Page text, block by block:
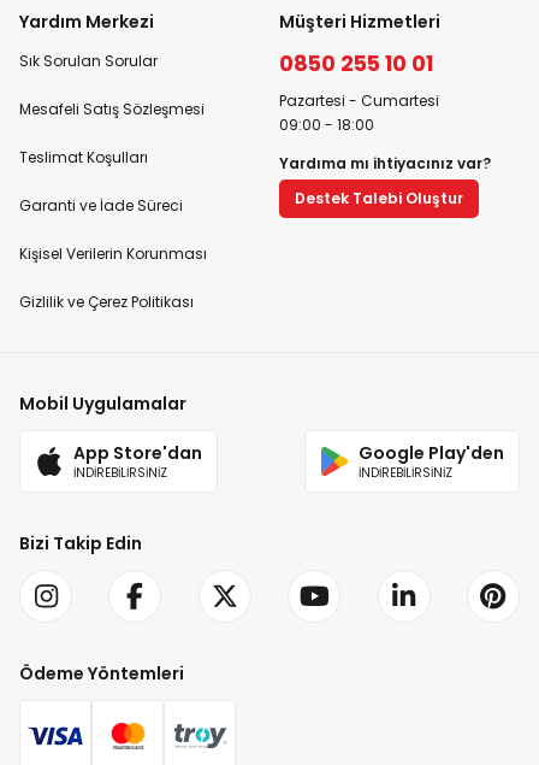
Yardım Merkezi
Sık Sorulan Sorular
Mesafeli Satış Sözleşmesi
Teslimat Koşulları
Garanti ve İade Süreci
Kişisel Verilerin Korunması
Gizlilik ve Çerez Politikası
Müşteri Hizmetleri
0850 255 10 01
Pazartesi - Cumartesi
09:00 - 18:00
Yardıma mı ihtiyacınız var?
Destek Talebi Oluştur
Mobil Uygulamalar
App Store'dan
İNDİREBİLİRSİNİZ
Google Play'den
İNDİREBİLİRSİNİZ
Bizi Takip Edin
Ödeme Yöntemleri